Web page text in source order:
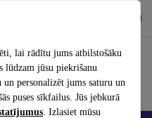
lai rādītu jums atbilstošāku
lūdzam jūsu piekrišanu
un personalizēt jums saturu un
puses sīkfailus. Jūs jebkurā
. Izlasiet mūsu